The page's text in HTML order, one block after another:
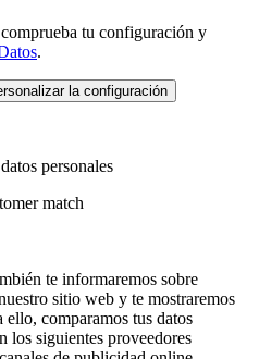
tu configuración y
.
la configuración
personales
match
te informaremos sobre
sitio web y te mostraremos
ello, comparamos tus datos
los siguientes proveedores